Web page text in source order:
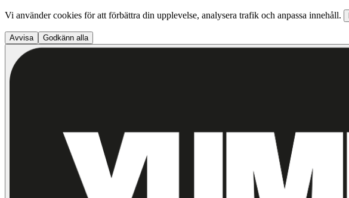
Vi använder cookies för att förbättra din upplevelse, analysera trafik och anpassa innehåll.
Avvisa Godkänn alla